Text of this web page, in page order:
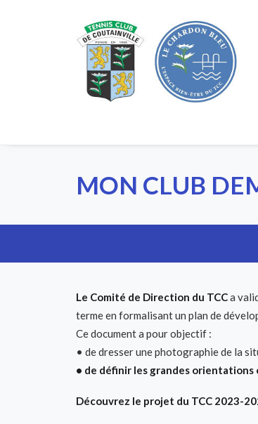
MON CLUB
Le Comité de Direction du TCCa
terme en formalisant un plan de
Ce document a pour objectif :
• de dresser une photographie de la
• de définir les grandes orientations
Découvrez le projet du TCC 2023-